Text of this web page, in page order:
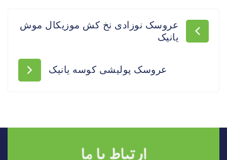
عروسک نوزادی نخ کش موزیکال موش
یانیک
عروسک پولیشی کوسه یانیک